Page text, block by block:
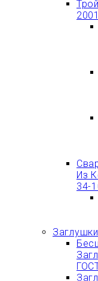
2001
Из
34-